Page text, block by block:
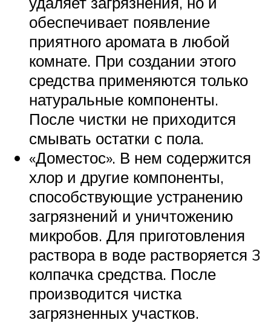
обеспечивает появление
приятного аромата в любой
комнате. При создании этого
средства применяются только
натуральные компоненты.
После чистки не приходится
смывать остатки с пола.
«Доместос». В нем содержится
хлор и другие компоненты,
способствующие устранению
загрязнений и уничтожению
микробов. Для приготовления
раствора в воде растворяется 3
колпачка средства. После
производится чистка
загрязненных участков.